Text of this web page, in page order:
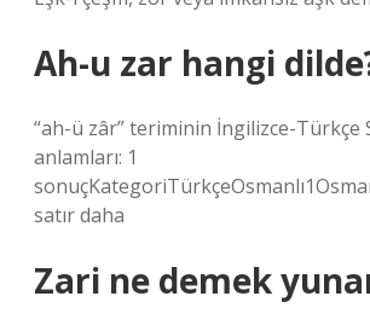
Ah-u zar hangi
“ah-ü zâr” teriminin İngilizce-Türkçe
anlamları: 1
satır daha
Zari ne demek